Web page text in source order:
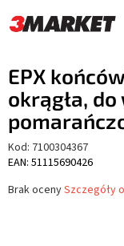
do
treści
EPX
okrągła,
Kod: 7100304367
EAN: 51115690426
Średnia
Brak ocenySzczegóły